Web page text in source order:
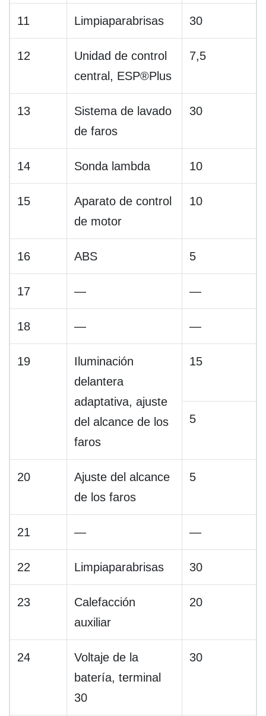
11 Limpiaparabrisas 30
12
Unidad de control
central, ESP®Plus
7,5
13
Sistema de lavado
de faros
30
14 Sonda lambda 10
15
Aparato de control
de motor
10
16 ABS 5
17 — —
18 — —
19
Iluminación
delantera
adaptativa, ajuste
del alcance de los
faros
15
5
20
Ajuste del alcance
de los faros
5
21 — —
22 Limpiaparabrisas 30
23
Calefacción
auxiliar
20
24
Voltaje de la
batería, terminal
30
30